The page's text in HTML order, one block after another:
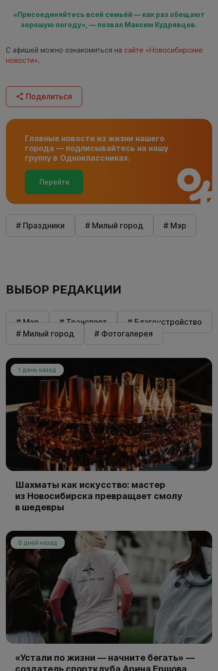
«Присоединяйтесь всей семьёй — как раз обещают
хорошую погоду», — позвал Максим Кудрявцев.
С афишей можно ознакомиться на сайте «Новосибирские
новости».
Поделиться
Главные новости из жизни нашего
города — подписывайтесь на нашу
группу в Одноклассниках.
Перейти
# Праздники # Милый город # Мэр
ВЫБОР РЕДАКЦИИ
# Мэр # Транспорт
# Благоустройство
# Милый город
# Фотогалерея
1 день назад
Шахматы как искусство: мастер
из Новосибирска превращает смолу
в шедевры
6 дней назад
«Устали по жизни — начните бегать» —